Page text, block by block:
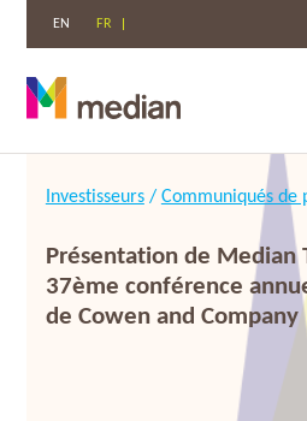
EN FR
Investisseurs/ Communiqués de
Présentation de Median
37ème conférence
de Cowen and Company